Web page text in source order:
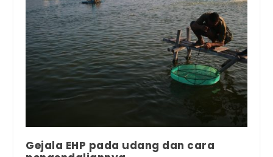
Gejala EHP pada udang dan cara